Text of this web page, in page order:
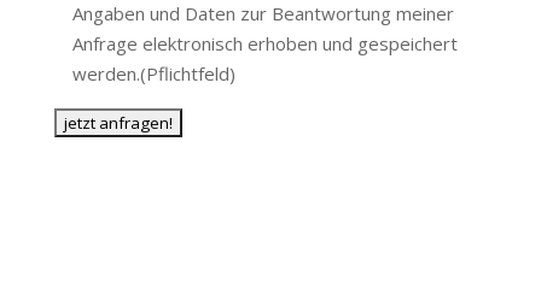
Angaben und Daten zur Beantwortung meiner
Anfrage elektronisch erhoben und gespeichert
werden.(Pflichtfeld)